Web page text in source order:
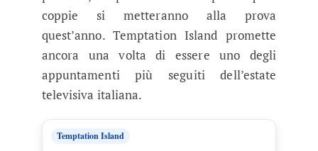
coppie si metteranno alla prova
quest’anno. Temptation Island promette
ancora una volta di essere uno degli
appuntamenti più seguiti dell’estate
televisiva italiana.
Temptation Island